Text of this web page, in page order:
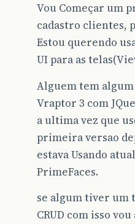
Vou Começar um
cadastro clientes,
Estou querendo
UI para as
Alguem tem
Vraptor 3 com
a ultima vez que
primeira versao
estava Usando
PrimeFaces.
se algum tiver um
CRUD com isso